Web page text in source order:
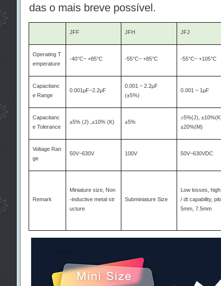
das o mais breve possível.
JFF JFH JFJ
Operating T
emperature
-40°C~ +85°C -55°C~ +85°C -55°C~ +105°C
Capacitanc
e Range
0.001μF~2.2μF
0.001 ~ 2.2μF
(±5%)
0.001 ~ 1μF
Capacitanc
e Tolerance
±5% (J) ,±10% (K) ±5%
±5%(J),
±20%(M)
Voltage Ran
ge
50V~630V 100V 50V~630VDC
Remark
Miniature size, Non
-inductive metal str
ucture
Subminiature Size
Low losses,
/ dt capability,
5mm, 7.5mm